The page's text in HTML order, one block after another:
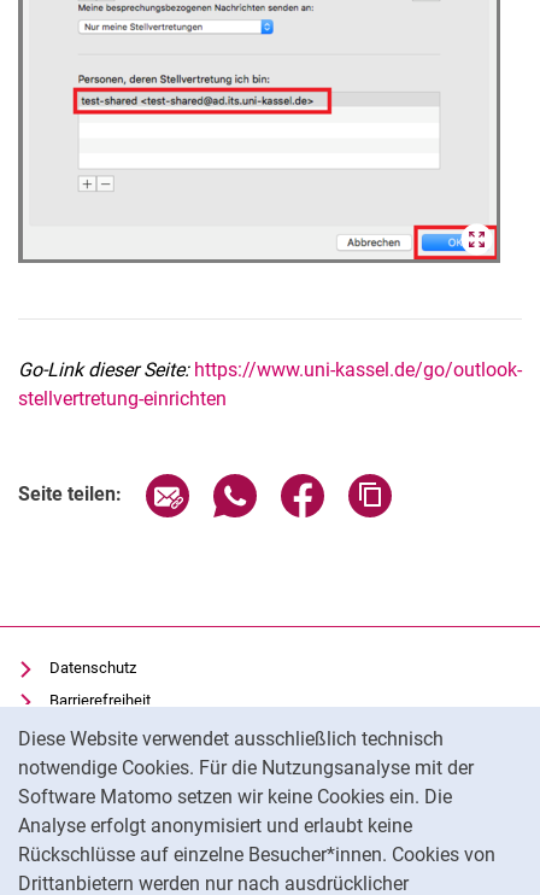
Diese Website verwendet ausschließlich technisch
notwendige Cookies. Für die Nutzungsanalyse mit der
Software Matomo setzen wir keine Cookies ein. Die
Analyse erfolgt anonymisiert und erlaubt keine
Rückschlüsse auf einzelne Besucher*innen. Cookies von
Drittanbietern werden nur nach ausdrücklicher
Go-Link dieser Seite: https://www.uni-kassel.de/go/outlook-
stellvertretung-einrichten
Seite teilen: Seite über E-Mail teilen
Seite über WhatsApp teilen
Seite über Facebook
Datenschutz
Barrierefreiheit
Transparenter KI-Einsatz
Impressum
IT-Benutzungsordnung
Cookie-Einstellungen